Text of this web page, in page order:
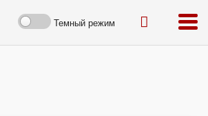
Темный режим